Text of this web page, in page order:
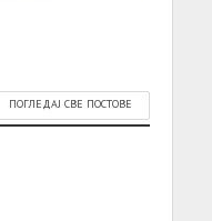
ПОГЛЕДАЈ СВЕ ПОСТОВЕ